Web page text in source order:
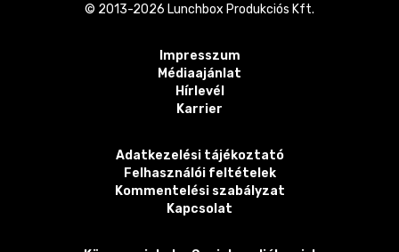
© 2013-2026 Lunchbox Produkciós Kft.
Impresszum
Médiaajánlat
Hírlevél
Karrier
Adatkezelési tájékoztató
Felhasználói feltételek
Kommentelési szabályzat
Kapcsolat